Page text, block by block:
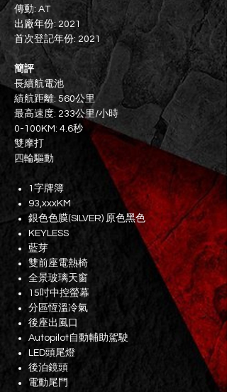
傳動: AT
出廠年份: 2021
首次登記年份: 2021
簡評
長續航電池
績航距離: 560公里
最高速度: 233公里/小時
0-100KM: 4.6秒
雙摩打
四輪驅動
1字牌簿
93,xxxKM
銀色色膜(SILVER) 原色黑色
KEYLESS
藍芽
雙前座電熱椅
全景玻璃天窗
15吋中控螢幕
分區恆溫冷氣
後座出風口
Autopilot自動輔助駕駛
LED頭尾燈
後泊鏡頭
電動尾門